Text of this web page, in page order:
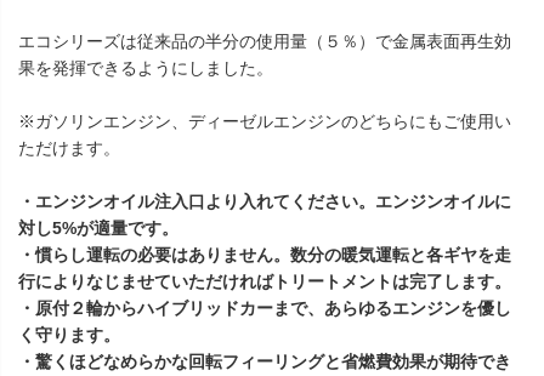
エコシリーズは従来品の半分の使用量（５％）で金属表面再生効
果を発揮できるようにしました。
※ガソリンエンジン、ディーゼルエンジンのどちらにもご使用い
ただけます。
・エンジンオイル注入口より入れてください。エンジンオイルに
対し5%が適量です。
・慣らし運転の必要はありません。数分の暖気運転と各ギヤを走
行によりなじませていただければトリートメントは完了します。
・原付２輪からハイブリッドカーまで、あらゆるエンジンを優し
く守ります。
・驚くほどなめらかな回転フィーリングと省燃費効果が期待でき